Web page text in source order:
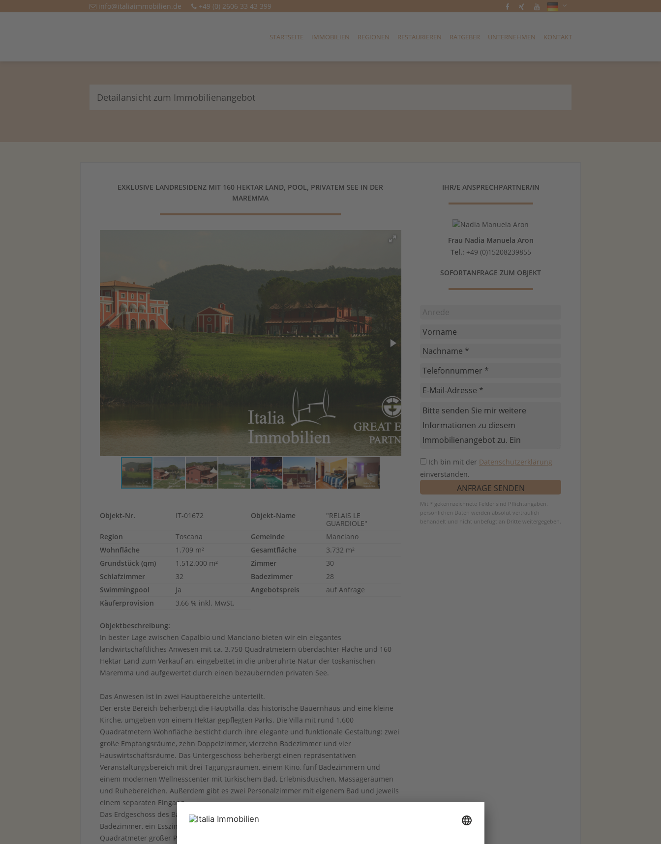
info@italiaimmobilien.de +49 (0) 2606 33 43 399
STARTSEITE IMMOBILIEN REGIONEN RESTAURIEREN RATGEBER UNTERNEHMEN KONTAKT
Detailansicht zum Immobilienangebot
EXKLUSIVE LANDRESIDENZ MIT 160 HEKTAR LAND, POOL, PRIVATEM SEE IN DER
MAREMMA
Objekt-Nr. IT-01672 Objekt-Name
"RELAIS LE
GUARDIOLE"
Region
Toscana Gemeinde
Manciano
Wohnfläche
1.709 m² Gesamtfläche
3.732 m²
Grundstück (qm)
1.512.000 m² Zimmer
30
Schlafzimmer
32 Badezimmer
28
Swimmingpool
Ja Angebotspreis
auf Anfrage
Käuferprovision
3,66 % inkl. MwSt.
Objektbeschreibung:
In bester Lage zwischen Capalbio und Manciano bieten wir ein elegantes
landwirtschaftliches Anwesen mit ca. 3.750 Quadratmetern überdachter Fläche und 160
Hektar Land zum Verkauf an, eingebettet in die unberührte Natur der toskanischen
Maremma und aufgewertet durch einen bezaubernden privaten See.
Das Anwesen ist in zwei Hauptbereiche unterteilt.
Der erste Bereich beherbergt die Hauptvilla, das historische Bauernhaus und eine kleine
Kirche, umgeben von einem Hektar gepflegten Parks. Die Villa mit rund 1.600
Quadratmetern Wohnfläche besticht durch ihre elegante und funktionale Gestaltung: zwei
große Empfangsräume, zehn Doppelzimmer, vierzehn Badezimmer und vier
Hauswirtschaftsräume. Das Untergeschoss beherbergt einen repräsentativen
Veranstaltungsbereich mit drei Tagungsräumen, einem Kino, fünf Badezimmern und
einem modernen Wellnesscenter mit türkischem Bad, Erlebnisduschen, Massageräumen
und Ruhebereichen. Außerdem gibt es zwei Personalzimmer mit eigenem Bad und jeweils
einem separaten Eingang.
Das Erdgeschoss des Bauernhauses bietet eine große Küche, drei Schlafzimmer, vier
Badezimmer, ein Esszimmer für bis zu 80 Gäste und eine umzäunte Veranda. Ein 100
Quadratmeter großer Pavillon, der als Bar genutzt wird, vervollständigt den Bereich. Im
IHR/E ANSPRECHPARTNER/IN
Frau Nadia Manuela Aron
Tel.: +49 (0)15208239855
SOFORTANFRAGE ZUM OBJEKT
Ich bin mit der Datenschutzerklärung
einverstanden.
Mit * gekennzeichnete Felder sind Pflichtangaben.
persönlichen Daten werden absolut vertraulich
behandelt und nicht unbefugt an Dritte weitergegeben.